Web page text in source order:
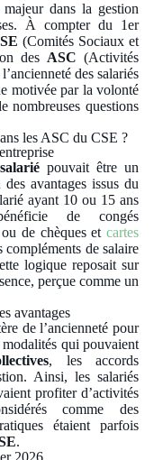
dans la gestion
À compter du 1er
(Comités Sociaux et
des ASC (Activités
des salariés
motivée par la volonté
nombreuses questions
les ASC du CSE ?
salarié pouvait être un
avantages issus du
ayant 10 ou 15 ans
de congés
ou de chèques etcartes
de salaire
logique reposait sur
perçue comme un
avantages
de l’ancienneté pour
qui pouvaient
, les accords
Ainsi, les salariés
profiter d’activités
comme des
étaient parfois
.